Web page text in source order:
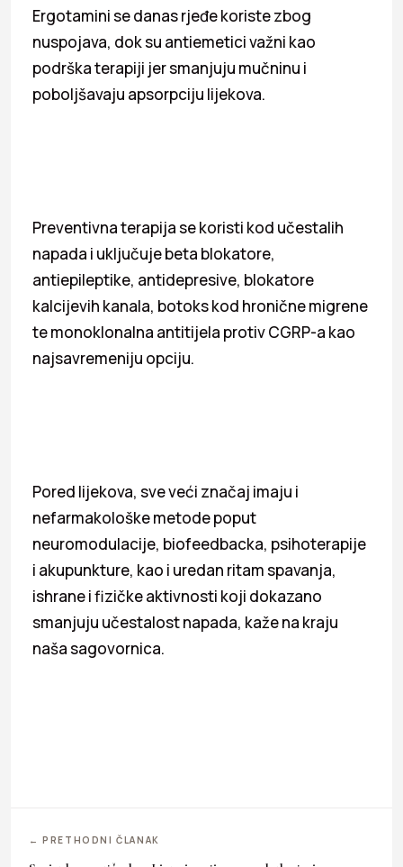
Ergotamini se danas rjeđe koriste zbog
nuspojava, dok su antiemetici važni kao
podrška terapiji jer smanjuju mučninu i
poboljšavaju apsorpciju lijekova.
Preventivna terapija se koristi kod učestalih
napada i uključuje beta blokatore,
antiepileptike, antidepresive, blokatore
kalcijevih kanala, botoks kod hronične migrene
te monoklonalna antitijela protiv CGRP-a kao
najsavremeniju opciju.
Pored lijekova, sve veći značaj imaju i
nefarmakološke metode poput
neuromodulacije, biofeedbacka, psihoterapije
i akupunkture, kao i uredan ritam spavanja,
ishrane i fizičke aktivnosti koji dokazano
smanjuju učestalost napada, kaže na kraju
naša sagovornica.
← PRETHODNI ČLANAK